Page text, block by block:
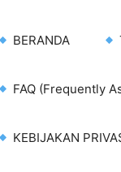
BERANDA
FAQ (Frequently
KEBIJAKAN